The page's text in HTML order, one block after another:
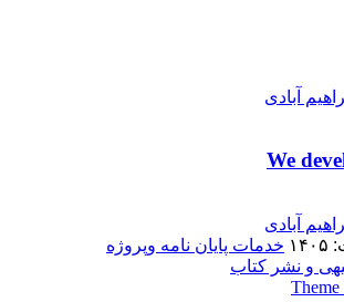
آبادی
We
آبادی
خدمات پایان نامه وپروژه
و نشر کتاب
Theme